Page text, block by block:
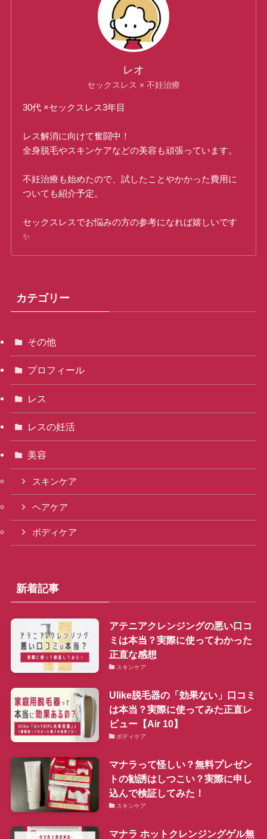
レオ
セックスレス × 不妊治療
30代 ×セックスレス3年目
レス解消に向けて奮闘中！
全身脱毛やスキンケアなどの美容も頑張っています。
不妊治療も始めたので、試したことやかかった費用に
ついても紹介予定。
セックスレスでお悩みの方の参考になれば嬉しいです
✨
カテゴリー
その他
プロフィール
レス
レスの妊活
美容
スキンケア
ヘアケア
ボディケア
新着記事
アテニアクレンジングの悪い口コ
ミは本当？実際に使ってわかった
正直な感想
スキンケア
Ulike脱毛器の「効果ない」口コミ
は本当？実際に使ってみた正直レ
ビュー【Air 10】
ボディケア
マナラって怪しい？無料プレゼン
トの勧誘はしつこい？実際に申し
込んで検証してみた！
スキンケア
マナラ ホットクレンジングゲル無